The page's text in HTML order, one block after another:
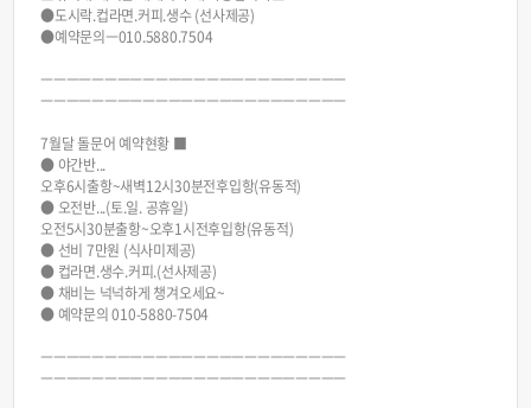
●도시락.컵라면.커피.생수 (선사제공)
●예약문의ㅡ010.5880.7504
ㅡㅡㅡㅡㅡㅡㅡㅡㅡㅡㅡㅡㅡㅡㅡㅡㅡㅡㅡㅡㅡㅡㅡㅡ
ㅡㅡㅡㅡㅡㅡㅡㅡㅡㅡㅡㅡㅡㅡㅡㅡㅡㅡㅡㅡㅡㅡㅡㅡ
7월달 돌문어 예약현황 ■
● 야간반...
오후6시출항~새벽12시30분전후입항(유동적)
● 오전반...(토.일. 공휴일)
오전5시30분출항~오후1시전후입항(유동적)
● 선비 7만원 (식사미제공)
● 컵라면.생수.커피.(선사제공)
● 채비는 넉넉하게 챙겨오세요~
● 예약문의 010-5880-7504
ㅡㅡㅡㅡㅡㅡㅡㅡㅡㅡㅡㅡㅡㅡㅡㅡㅡㅡㅡㅡㅡㅡㅡㅡ
ㅡㅡㅡㅡㅡㅡㅡㅡㅡㅡㅡㅡㅡㅡㅡㅡㅡㅡㅡㅡㅡㅡㅡㅡ